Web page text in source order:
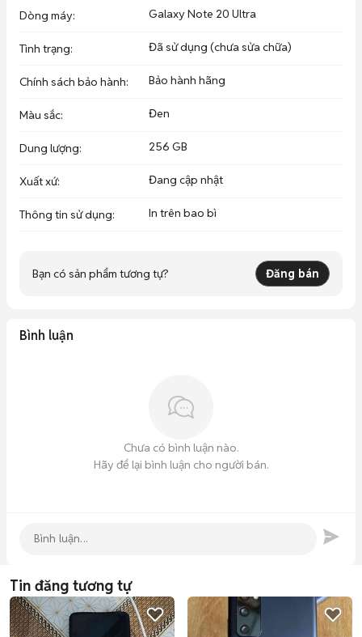
Dòng máy: Galaxy Note 20 Ultra
Tình trạng: Đã sử dụng (chưa sửa chữa)
Chính sách bảo hành: Bảo hành hãng
Màu sắc: Đen
Dung lượng: 256 GB
Xuất xứ: Đang cập nhật
Thông tin sử dụng: In trên bao bì
Bạn có sản phẩm tương tự? Đăng bán
Bình luận
Chưa có bình luận nào.
Hãy để lại bình luận cho người bán.
Tin đăng tương tự